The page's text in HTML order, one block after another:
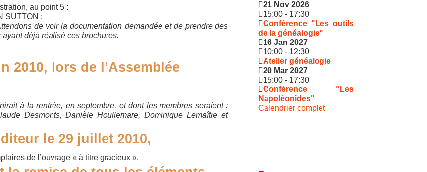
au point 5 :
SUTTON :
de voir la documentation demandée et de prendre des
déjà réalisé ces brochures.
2010, lors de l’Assemblée
à la rentrée, en septembre, et dont les membres seraient :
Desmonts, Danièle Houllemare, Dominique Lemaître et
le 29 juillet 2010,
de l’ouvrage « à titre gracieux ».
21 Nov 2026
15:00 - 17:30
Conférence "Les outils
de la généalogie"
16 Jan 2027
10:00 - 12:30
Atelier généalogie
20 Mar 2027
15:00 - 17:30
Conférence "Les
Napoléonides"
Calendrier complet